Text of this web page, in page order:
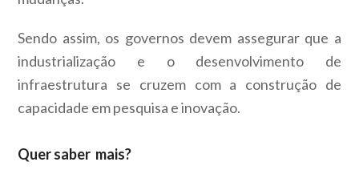
Sendo assim, os governos devem assegurar que a
industrialização e o desenvolvimento de
infraestrutura se cruzem com a construção de
capacidade em pesquisa e inovação.
Quer saber mais?